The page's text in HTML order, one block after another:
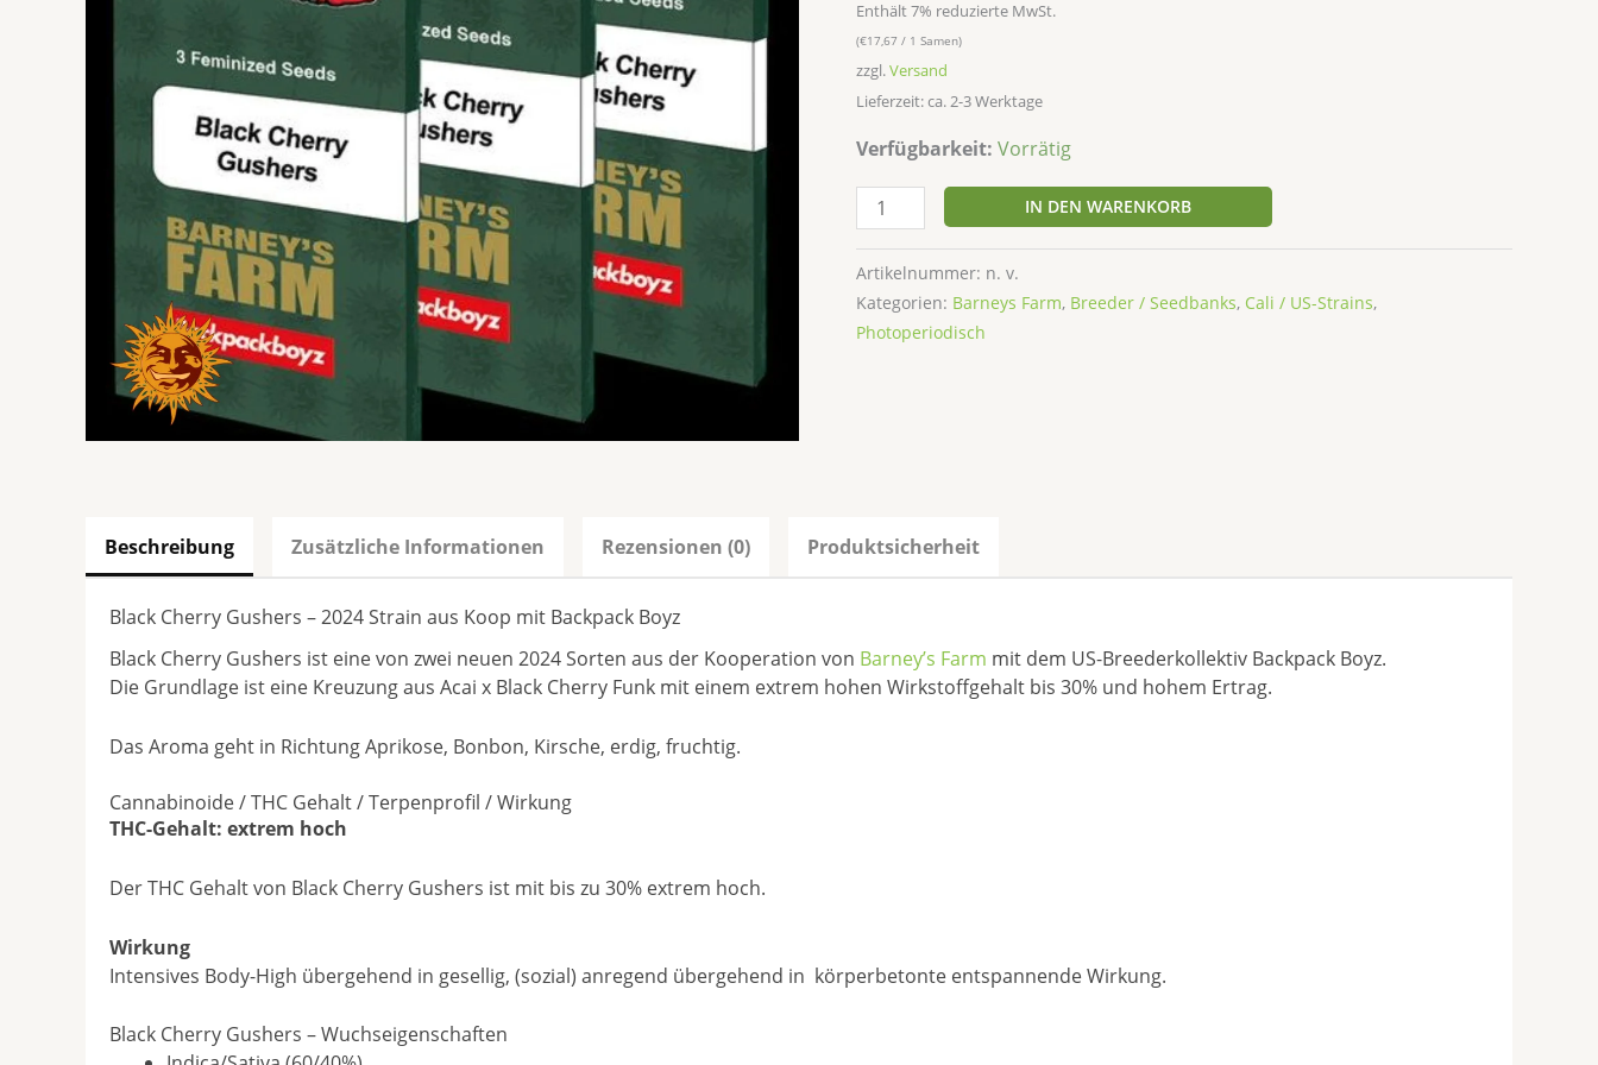
Enthält 7% reduzierte MwSt.
(€17,67 / 1 Samen)
zzgl.Versand
Lieferzeit: ca. 2-3 Werktage
Verfügbarkeit: Vorrätig
IN DEN WARENKORB
Artikelnummer: n. v.
Kategorien: Barneys Farm, Breeder / Seedbanks, Cali / US-Strains,
Photoperiodisch
Beschreibung Zusätzliche Informationen Rezensionen (0) Produktsicherheit
Black Cherry Gushers – 2024 Strain aus Koop mit Backpack Boyz
Black Cherry Gushers ist eine von zwei neuen 2024 Sorten aus der Kooperation von Barney’s Farm mit dem US-Breederkollektiv Backpack Boyz.
Die Grundlage ist eine Kreuzung aus Acai x Black Cherry Funk mit einem extrem hohen Wirkstoffgehalt bis 30% und hohem Ertrag.
Das Aroma geht in Richtung Aprikose, Bonbon, Kirsche, erdig, fruchtig.
Cannabinoide / THC Gehalt / Terpenprofil / Wirkung
THC-Gehalt: extrem hoch
Der THC Gehalt von Black Cherry Gushers ist mit bis zu 30% extrem hoch.
Wirkung
Intensives Body-High übergehend in gesellig, (sozial) anregend übergehend in körperbetonte entspannende Wirkung.
Black Cherry Gushers – Wuchseigenschaften